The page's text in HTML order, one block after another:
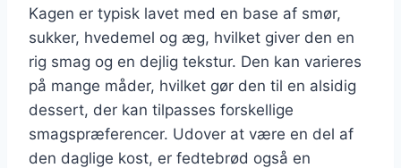
Kagen er typisk lavet med en base af smør,
sukker, hvedemel og æg, hvilket giver den en
rig smag og en dejlig tekstur. Den kan varieres
på mange måder, hvilket gør den til en alsidig
dessert, der kan tilpasses forskellige
smagspræferencer. Udover at være en del af
den daglige kost, er fedtebrød også en